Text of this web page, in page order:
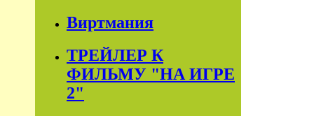
Виртмания
ТРЕЙЛЕР К
ФИЛЬМУ "НА ИГРЕ
2"